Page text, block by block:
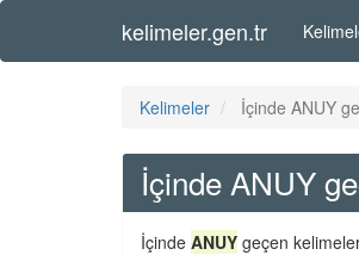
kelimeler.gen.tr
Kelimeler İçinde ANUY
İçinde ANUY
İçinde ANUY geçen